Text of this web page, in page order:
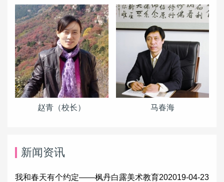
赵青（校长） 马春海
新闻资讯
我和春天有个约定——枫丹白露美术教育202019-04-23